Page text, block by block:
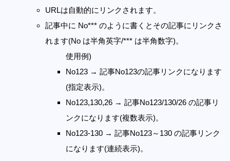
URLは自動的にリンクされます。
記事中に No*** のように書くとその記事にリンクさ
れます(No は半角英字/*** は半角数字)。
使用例)
No123 → 記事No123の記事リンクになります
(指定表示)。
No123,130,26 → 記事No123/130/26 の記事リ
ンクになります(複数表示)。
No123-130 → 記事No123～130 の記事リンク
になります(連続表示)。